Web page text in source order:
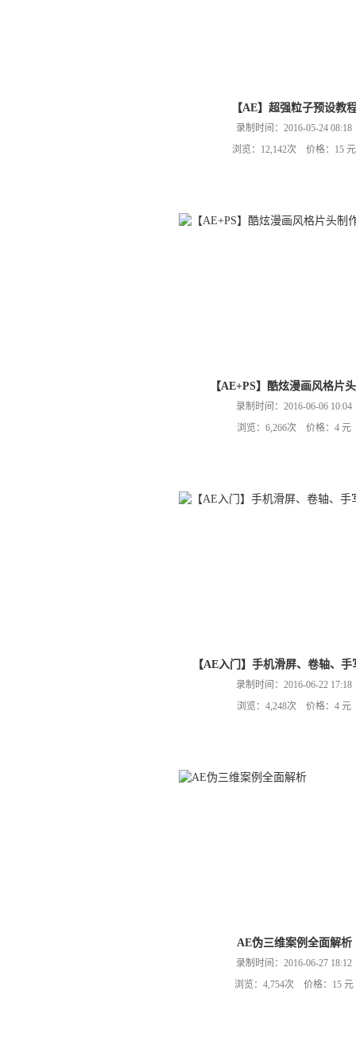
【AE】超强粒子预设教
录制时间：2016-05-24 08:18
浏览：12,142次 价格：15 元
【AE+PS】酷炫漫画风格片
录制时间：2016-06-06 10:04
浏览：6,266次 价格：4 元
【AE入门】手机滑屏、卷轴、手
录制时间：2016-06-22 17:18
浏览：4,248次 价格：4 元
AE伪三维案例全面解析
录制时间：2016-06-27 18:12
浏览：4,754次 价格：15 元